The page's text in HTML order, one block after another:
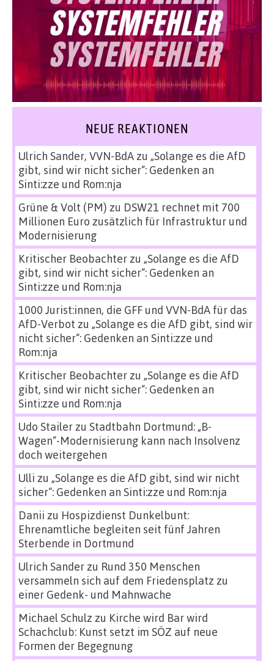
NEUE REAKTIONEN
Ulrich Sander, VVN-BdAzu „Solange es die AfD
gibt, sind wir nicht sicher“: Gedenken an
Sinti:zze und Rom:nja
Grüne & Volt (PM) zu DSW21 rechnet mit 700
Millionen Euro zusätzlich für Infrastruktur und
Modernisierung
Kritischer Beobachterzu „Solange es die AfD
gibt, sind wir nicht sicher“: Gedenken an
Sinti:zze und Rom:nja
1000 Jurist:innen, die GFF und VVN-BdA für das
AfD-Verbot zu „Solange es die AfD gibt, sind wir
nicht sicher“: Gedenken an Sinti:zze und
Rom:nja
Kritischer Beobachterzu „Solange es die AfD
gibt, sind wir nicht sicher“: Gedenken an
Sinti:zze und Rom:nja
Udo Stailerzu Stadtbahn Dortmund: „B-
Wagen“-Modernisierung kann nach Insolvenz
doch weitergehen
Ulli zu „Solange es die AfD gibt, sind wir nicht
sicher“: Gedenken an Sinti:zze und Rom:nja
Danii zu Hospizdienst Dunkelbunt:
Ehrenamtliche begleiten seit fünf Jahren
Sterbende in Dortmund
Ulrich Sanderzu Rund 350 Menschen
versammeln sich auf dem Friedensplatz zu
einer Gedenk- und Mahnwache
Michael Schulz zu Kirche wird Bar wird
Schachclub: Kunst setzt im SÖZ auf neue
Formen der Begegnung